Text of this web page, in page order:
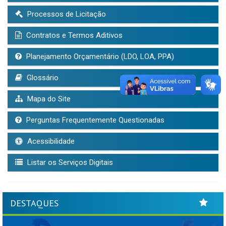
Processos de Licitação
Contratos e Termos Aditivos
Planejamento Orçamentário (LDO, LOA, PPA)
Glossário
Mapa do Site
Perguntas Frequentemente Questionadas
Acessibilidade
Listar os Serviços Digitais
DESTAQUES